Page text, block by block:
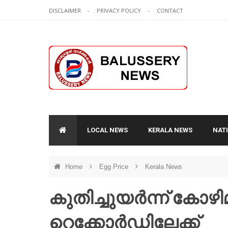
DISCLAIMER PRIVACY POLICY CONTACT
LOCAL NEWS KERALA NEWS
Home Egg Price Kerala News
കുതിച്ചുയർന്ന്